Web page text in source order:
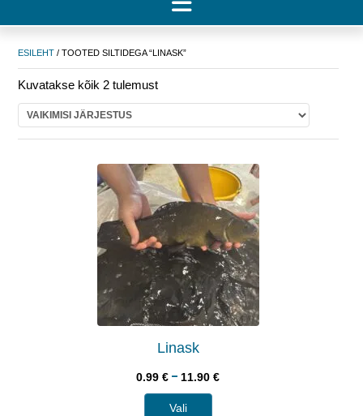
ESILEHT / TOOTED SILTIDEGA “LINASK”
Kuvatakse kõik 2 tulemust
Linask
0.99€ – 11.90€
Vali